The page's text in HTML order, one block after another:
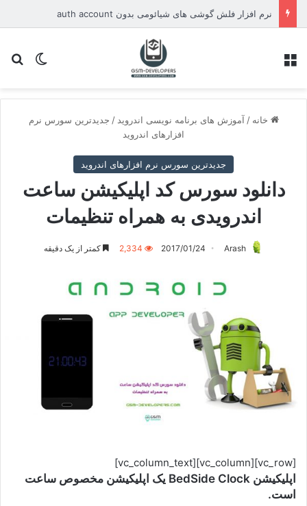
نرم افزار فلش گوشی های شیائومی بدون auth account
تغییر
خانه / آموزش های برنامه نویسی اندروید / جدیدترین سورس نرم
افزارهای اندروید
جدیدترین سورس نرم افزارهای اندروید
دانلود سورس کد اپلیکیشن ساعت
اندرویدی به همراه تنظیمات
Arash
2017/01/24
2,334 کمتر از یک دقیقه
[vc_row][vc_column][vc_column_text]
اپلیکیشن BedSide Clock یک اپلیکیشن مخصوص ساعت
است.